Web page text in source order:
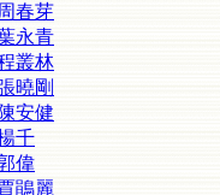
春芽
永青
叢林
曉剛
安健
千
偉
鵑麗